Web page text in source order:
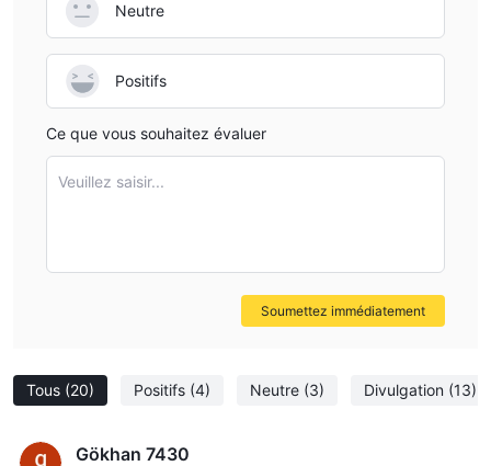
Tous (20) Positifs (4) Neutre (3) Divulgation (13)
Gökhan 7430
Neutre
Positifs
Ce que vous souhaitez évaluer
Veuillez saisir...
Soumettez immédiatement